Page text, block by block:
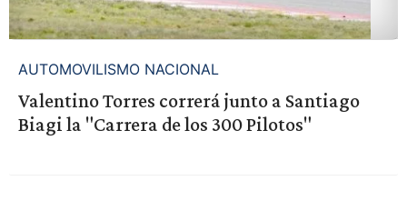
AUTOMOVILISMO NACIONAL
Valentino Torres correrá junto a Santiago
Biagi la "Carrera de los 300 Pilotos"